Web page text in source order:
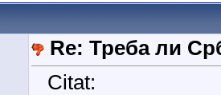
Re: Треба ли
Citat: